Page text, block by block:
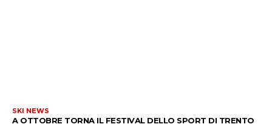
SKI NEWS
A OTTOBRE TORNA IL FESTIVAL DELLO SPORT DI TRENTO